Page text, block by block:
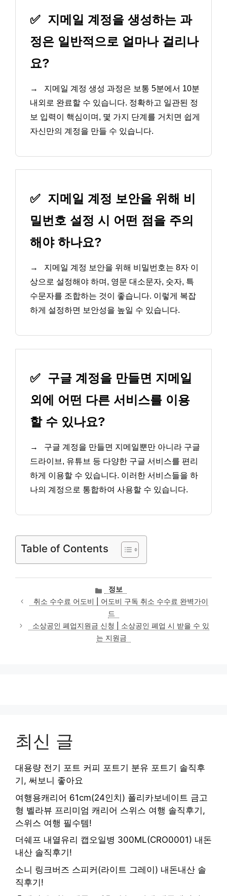
✅ 지메일 계정을 생성하는 과
정은 일반적으로 얼마나 걸리나
요?
→
지메일 계정 생성 과정은 보통 5분에서 10분
내외로 완료할 수 있습니다. 정확하고 일관된 정
보 입력이 핵심이며, 몇 가지 단계를 거치면 쉽게
자신만의 계정을 만들 수 있습니다.
✅ 지메일 계정 보안을 위해 비
밀번호 설정 시 어떤 점을 주의
해야 하나요?
→
지메일 계정 보안을 위해 비밀번호는 8자 이
상으로 설정해야 하며, 영문 대소문자, 숫자, 특
수문자를 조합하는 것이 좋습니다. 이렇게 복잡
하게 설정하면 보안성을 높일 수 있습니다.
✅
구글 계정을 만들면 지메일
외에 어떤 다른 서비스를 이용
할 수 있나요?
→
구글 계정을 만들면 지메일뿐만 아니라 구글
드라이브, 유튜브 등 다양한 구글 서비스를 편리
하게 이용할 수 있습니다. 이러한 서비스들을 하
나의 계정으로 통합하여 사용할 수 있습니다.
Table of Contents
카
테
고
리
정보
취소 수수료 어도비 | 어도비 구독 취소 수수료 완벽가이
드
소상공인 폐업지원금 신청 | 소상공인 폐업 시 받을 수 있
는 지원금
최신 글
대용량 전기 포트 커피 포트기 분유 포트기 솔직후
기, 써보니 좋아요
여행용캐리어 61cm(24인치) 폴리카보네이트 금고
형 벨라뷰 프리미엄 캐리어 스위스 여행 솔직후기,
스위스 여행 필수템!
더쉐프 내열유리 캡오일병 300ML(CRO0001) 내돈
내산 솔직후기!
소니 링크버즈 스피커(라이트 그레이) 내돈내산 솔
직후기!